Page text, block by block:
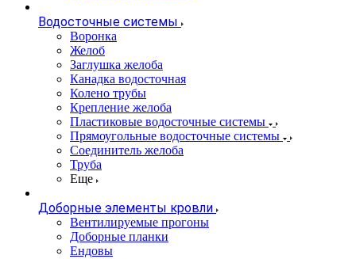
Водосточные системы
Воронка
Желоб
Заглушка желоба
Канадка водосточная
Колено трубы
Крепление желоба
Пластиковые водосточные системы
Прямоугольные водосточные системы
Соединитель желоба
Труба
Еще
Доборные элементы кровли
Вентилируемые прогоны
Доборные планки
Ендовы